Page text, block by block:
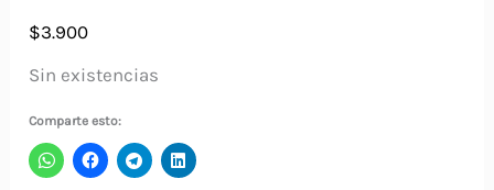
$3.900
Sin existencias
Comparte esto: